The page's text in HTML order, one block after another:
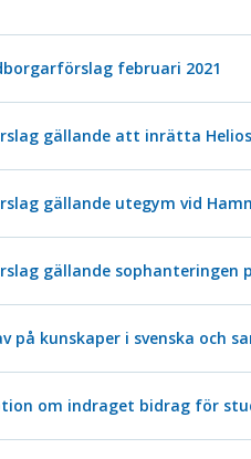
februari 2021
gällande att inrätta
gällande utegym vid
gällande sophanteringen
på kunskaper i svenska och
om indraget bidrag för